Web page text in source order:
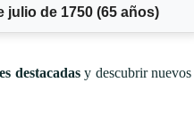
julio de 1750 (65 años)
destacadasy descubrir nuevos